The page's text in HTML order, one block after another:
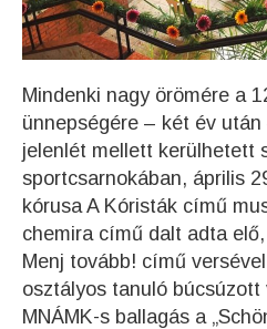
Mindenki nagy örömére a
ünnepségére – két év
jelenlét mellett kerülhetett
sportcsarnokában, április
kórusa A Kóristák című
chemira című dalt adta
Menj tovább! című versével
osztályos tanuló
MNÁMK-s ballagás a